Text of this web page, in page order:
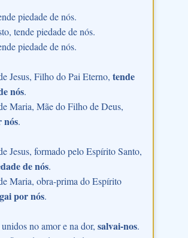
piedade de nós.
tende piedade de nós.
piedade de nós.
Jesus, Filho do Pai Eterno, tende
nós.
Maria, Mãe do Filho de Deus,
nós.
Jesus, formado pelo Espírito Santo,
de nós.
Maria, obra-prima do Espírito
por nós.
no amor e na dor, salvai-nos.